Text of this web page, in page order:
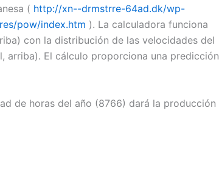
( http://xn--drmstrre-64ad.dk/wp-
pow/index.htm ). La calculadora funciona
con la distribución de las velocidades del
arriba). El cálculo proporciona una predicción
de horas del año (8766) dará la producción